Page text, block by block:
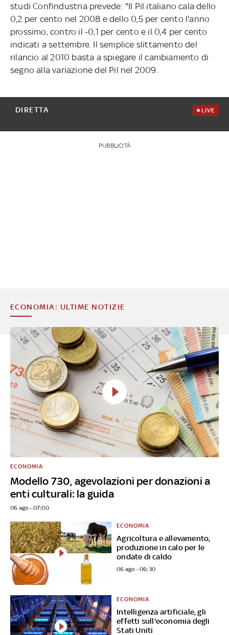
studi Confindustria prevede: "Il Pil italiano cala dello
0,2 per cento nel 2008 e dello 0,5 per cento l'anno
prossimo, contro il -0,1 per cento e il 0,4 per cento
indicati a settembre. Il semplice slittamento del
rilancio al 2010 basta a spiegare il cambiamento di
segno alla variazione del Pil nel 2009.
DIRETTA LIVE
PUBBLICITÀ
ECONOMIA: ULTIME NOTIZIE
Modello 730, agevolazioni per donazioni a
enti culturali: la guida
ECONOMIA
06 ago - 07:00
Agricoltura e allevamento,
produzione in calo per le
ondate di caldo
ECONOMIA
06 ago - 06:30
Intelligenza artificiale, gli
effetti sull'economia degli
Stati Uniti
ECONOMIA